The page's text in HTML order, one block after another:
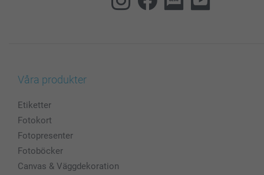
Våra produkter
Etiketter
Fotokort
Fotopresenter
Fotoböcker
Canvas & Väggdekoration